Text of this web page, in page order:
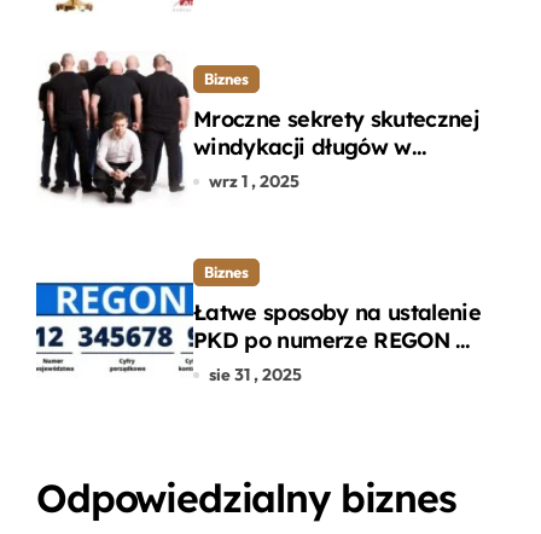
Biznes
Mroczne sekrety skutecznej
windykacji długów w
departamencie windykacji
wrz 1 , 2025
Biznes
Łatwe sposoby na ustalenie
PKD po numerze REGON w
kilku prostych krokach
sie 31 , 2025
Odpowiedzialny biznes